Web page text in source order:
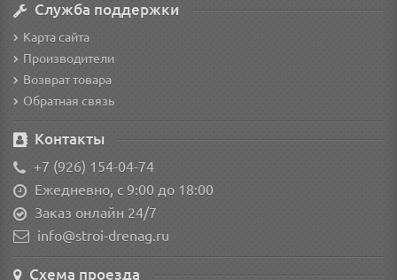
Служба поддержки
Карта сайта
Производители
Возврат товара
Обратная связь
Контакты
+7 (926) 154-04-74
Ежедневно, с 9:00 до 18:00
Заказ онлайн 24/7
info@stroi-drenag.ru
Схема проезда